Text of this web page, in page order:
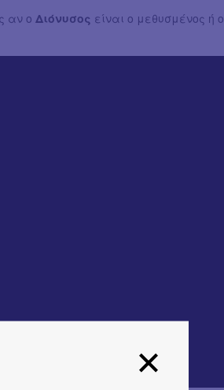
αν ο Διόνυσος είναι o μεθυσμένος ή ο